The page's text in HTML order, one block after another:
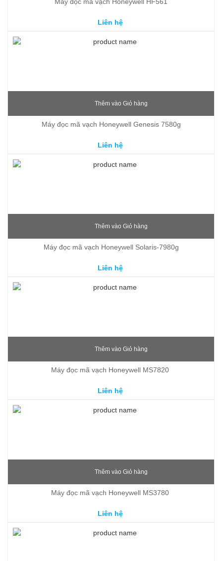
Liên hệ
Thêm vào Giỏ hàng
Máy đọc mã vạch Honeywell Genesis 7580g
Liên hệ
Thêm vào Giỏ hàng
Máy đọc mã vạch Honeywell Solaris-7980g
Liên hệ
Thêm vào Giỏ hàng
Liên hệ
Thêm vào Giỏ hàng
Liên hệ